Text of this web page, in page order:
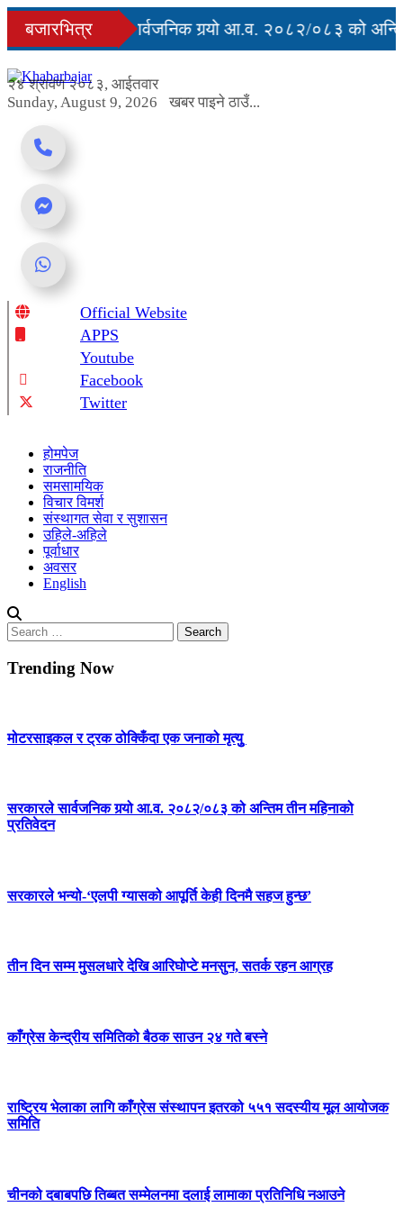
Skip
content
बजारभित्र
सरकारले सार्वजनिक गर्‍यो आ.व. २०८२/०८३ को अन्तिम
२४ श्रावण २०८३, आईतवार
Sunday, August 9, 2026
खबर पाइने ठाउँ...
Online News Portal
Official Website
APPS
Youtube
Facebook
Twitter
होमपेज
राजनीति
समसामयिक
विचार विमर्श
संस्थागत सेवा र सुशासन
उहिले-अहिले
पूर्वाधार
अवसर
English
Search
for:
Trending Now
मोटरसाइकल र ट्रक ठोक्किँदा एक जनाको मृत्युु
सरकारले सार्वजनिक गर्‍यो आ.व. २०८२/०८३ को अन्तिम तीन महिनाको
प्रतिवेदन
सरकारले भन्यो-‘एलपी ग्यासको आपूर्ति केही दिनमै सहज हुन्छ’
तीन दिन सम्म मुसलधारे देखि आरिघोप्टे मनसुन, सतर्क रहन आग्रह
काँग्रेस केन्द्रीय समितिको बैठक साउन २४ गते बस्ने
राष्ट्रिय भेलाका लागि काँग्रेस संस्थापन इतरको ५५१ सदस्यीय मूल आयोजक
समिति
चीनको दबाबपछि तिब्बत सम्मेलनमा दलाई लामाका प्रतिनिधि नआउने